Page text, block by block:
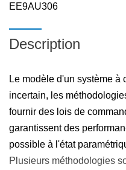
EE9AU306
Description
Le modèle d'un système à
incertain, les
fournir des lois de
garantissent des
possible à l'état
Plusieurs méthodologies